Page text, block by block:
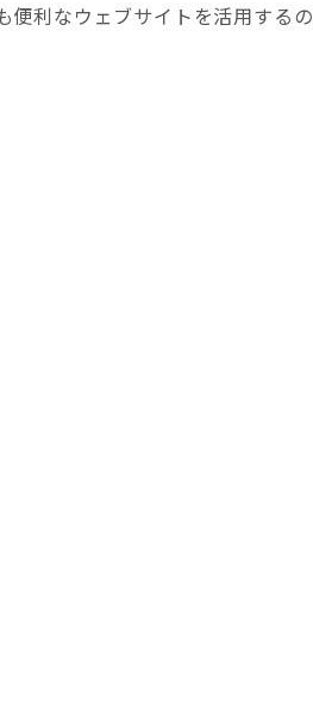
便利なウェブサイトを活用するの